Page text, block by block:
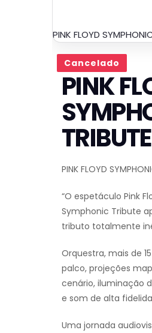
PINK FLOYD
Cancelado
PINK
PINK FLOYD
“O espetáculo Pink
Symphonic Tribute
tributo totalmente
Orquestra, mais de
palco, projeções
cenário, iluminação
e som de alta
Uma jornada